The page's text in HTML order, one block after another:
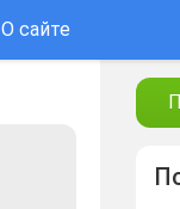
О сайте